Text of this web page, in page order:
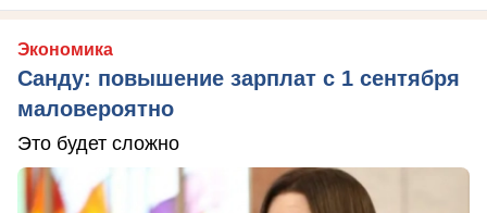
Экономика
Санду: повышение зарплат с 1 сентября
маловероятно
Это будет сложно